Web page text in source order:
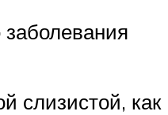
заболевания
слизистой, как